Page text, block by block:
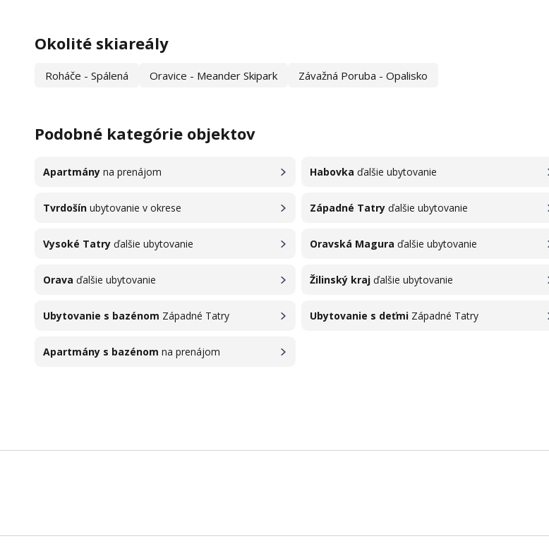
Okolité skiareály
Roháče - Spálená Oravice - Meander Skipark Závažná Poruba - Opalisko
Podobné kategórie objektov
Apartmány na prenájom Habovka ďalšie ubytovanie
Tvrdošín ubytovanie v okrese Západné Tatry ďalšie ubytovanie
Vysoké Tatry ďalšie ubytovanie Oravská Magura ďalšie ubytovanie
Orava ďalšie ubytovanie Žilinský kraj ďalšie ubytovanie
Ubytovanie s bazénom Západné Tatry Ubytovanie s deťmi Západné Tatry
Apartmány s bazénom na prenájom